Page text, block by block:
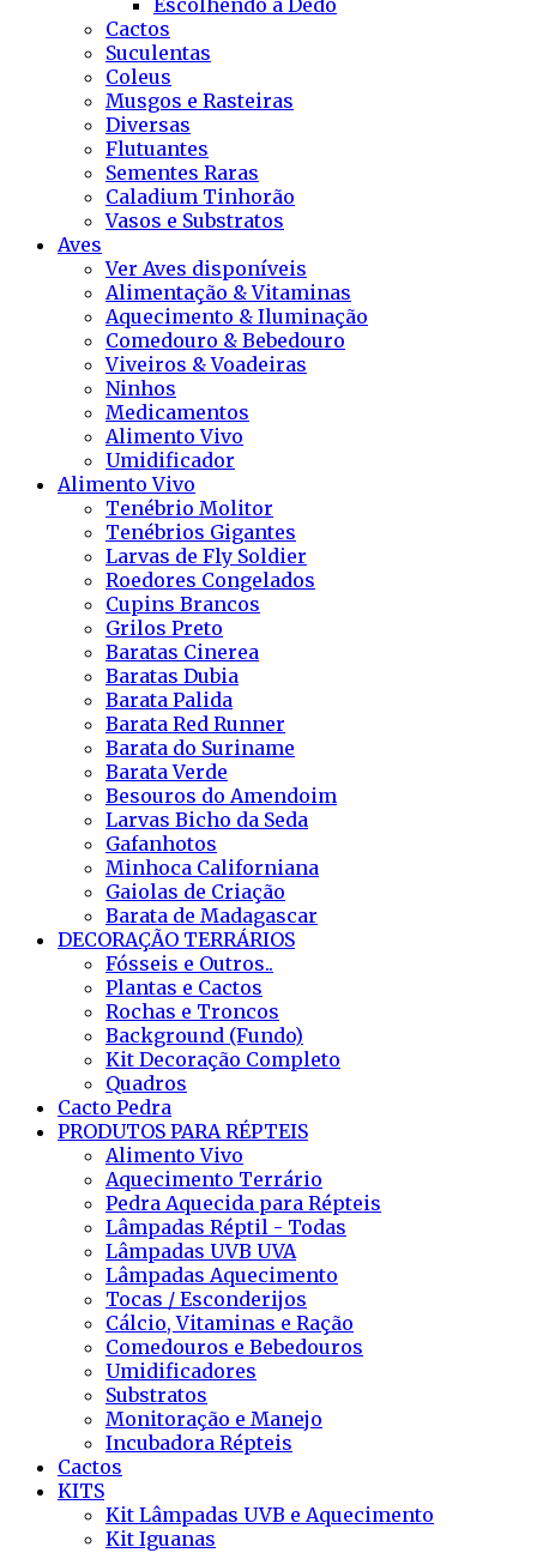
Escolhendo a Dedo
Cactos
Suculentas
Coleus
Musgos e Rasteiras
Diversas
Flutuantes
Sementes Raras
Caladium Tinhorão
Vasos e Substratos
Aves
Ver Aves disponíveis
Alimentação & Vitaminas
Aquecimento & Iluminação
Comedouro & Bebedouro
Viveiros & Voadeiras
Ninhos
Medicamentos
Alimento Vivo
Umidificador
Alimento Vivo
Tenébrio Molitor
Tenébrios Gigantes
Larvas de Fly Soldier
Roedores Congelados
Cupins Brancos
Grilos Preto
Baratas Cinerea
Baratas Dubia
Barata Palida
Barata Red Runner
Barata do Suriname
Barata Verde
Besouros do Amendoim
Larvas Bicho da Seda
Gafanhotos
Minhoca Californiana
Gaiolas de Criação
Barata de Madagascar
DECORAÇÃO TERRÁRIOS
Fósseis e Outros..
Plantas e Cactos
Rochas e Troncos
Background (Fundo)
Kit Decoração Completo
Quadros
Cacto Pedra
PRODUTOS PARA RÉPTEIS
Alimento Vivo
Aquecimento Terrário
Pedra Aquecida para Répteis
Lâmpadas Réptil - Todas
Lâmpadas UVB UVA
Lâmpadas Aquecimento
Tocas / Esconderijos
Cálcio, Vitaminas e Ração
Comedouros e Bebedouros
Umidificadores
Substratos
Monitoração e Manejo
Incubadora Répteis
Cactos
KITS
Kit Lâmpadas UVB e Aquecimento
Kit Iguanas